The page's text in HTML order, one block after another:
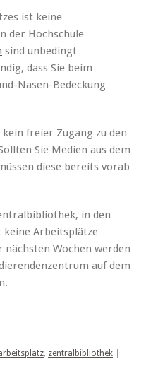
ist keine
der Hochschule
sind unbedingt
dass Sie beim
Nasen-Bedeckung
freier Zugang zu den
Sie Medien aus dem
diese bereits vorab
in den
Arbeitsplätze
Wochen werden
auf dem
, zentralbibliothek